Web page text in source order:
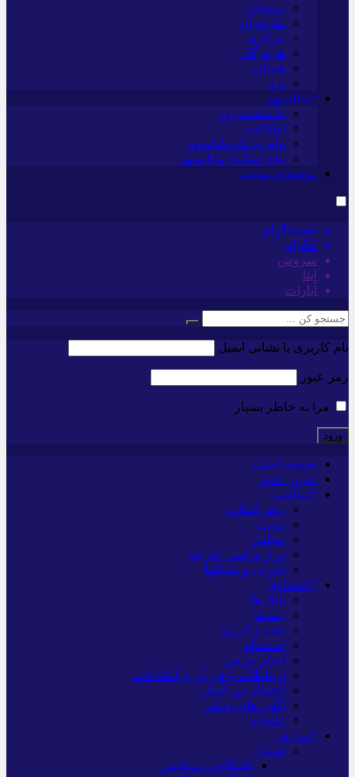
لرستان
مازندران
مرکزی
هرمزگان
همدان
یزد
*ماناسپهر
یادداشت روز
اطلاعیه
پیام تبریک ماناسپهر
پیام تسلیت ماناسپهر
پیوندهای سایت
اینستاگرام
تلگرام
سروش
ایتا
آپارات
نام کاربری یا نشانی ایمیل
رمز عبور
مرا به خاطر بسپار
صفحه اصلی
آخرین اخبار
*سیاسی
رهبر انقلاب
دولت
مجلس
وزارت امور خارجه
احزاب و تشکلها
*اقتصادی
بانک ها
بیمه‌ها
نفت و انرژی
استخدام
اخبار بورس
ارتباطات و فن آوری اطلاعات
اقتصاد بین الملل
آگهی های دولتی
تبلیغات
*ورزش
فوتبال
باشگاه پرسپولیس